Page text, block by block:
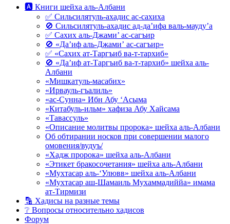
🅰 Книги шейха аль-Албани
✅ Сильсилятуль-ахадис ас-сахиха
🚫 Сильсилятуль-ахадис ад-да’ифа валь-мауду’а
✅ Сахих аль-Джами’ ас-сагъир
🚫 «Да’иф аль-Джами’ ас-сагъир»
✅ «Сахих ат-Таргъиб ва-т-тархиб»
🚫 «Да’иф ат-Таргъиб ва-т-тархиб» шейха аль-
Албани
«Мишкатуль-масабих»
«Ирвауль-гъалиль»
«ас-Сунна» Ибн Абу ‘Асыма
«Китабуль-ильм» хафиза Абу Хайсама
«Тавассуль»
«Описание молитвы пророка» шейха аль-Албани
Об обтирании носков при совершении малого
омовения/вудуъ/
«Хадж пророка» шейха аль-Албани
«Этикет бракосочетания» шейха аль-Албани
«Мухтасар аль-‘Улювв» шейха аль-Албани
«Мухтасар аш-Шамаиль Мухаммадиййа» имама
ат-Тирмизи
🔡 Хадисы на разные темы
❔ Вопросы относительно хадисов
Форум